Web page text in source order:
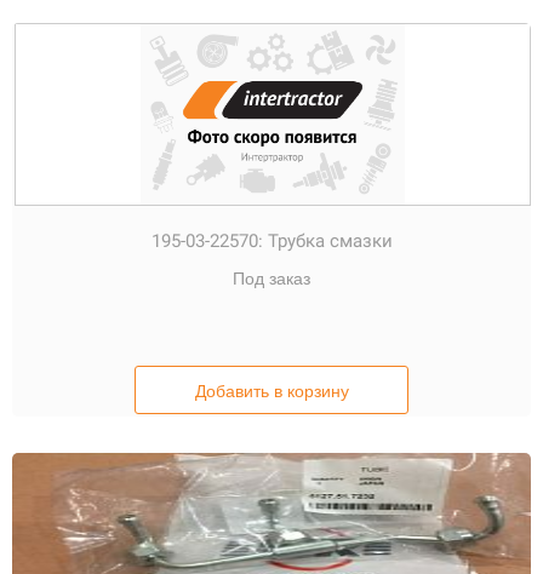
195-03-22570: Трубка смазки
Под заказ
Добавить в корзину